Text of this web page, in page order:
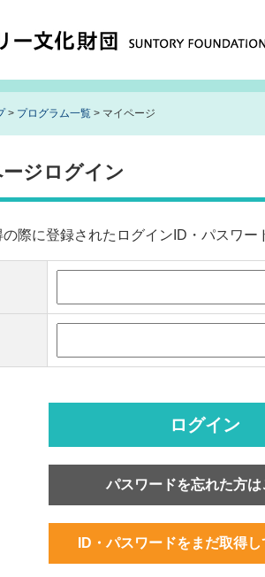
> プログラム一覧 > マイページ
ジログイン
際に登録されたログインID・パスワー
ログイン
パスワードを忘れた方は
ID・パスワードをまだ取得